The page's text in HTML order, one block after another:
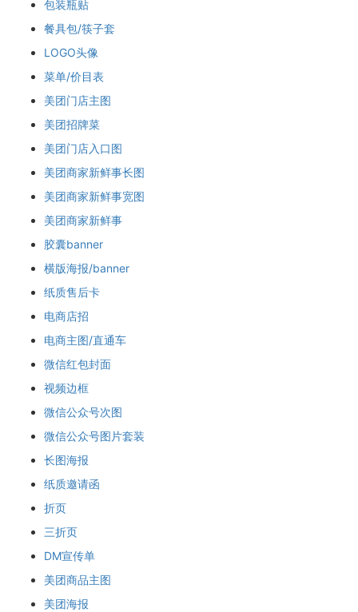
包装瓶贴
餐具包/筷子套
LOGO头像
菜单/价目表
美团门店主图
美团招牌菜
美团门店入口图
美团商家新鲜事长图
美团商家新鲜事宽图
美团商家新鲜事
胶囊banner
横版海报/banner
纸质售后卡
电商店招
电商主图/直通车
微信红包封面
视频边框
微信公众号次图
微信公众号图片套装
长图海报
纸质邀请函
折页
三折页
DM宣传单
美团商品主图
美团海报